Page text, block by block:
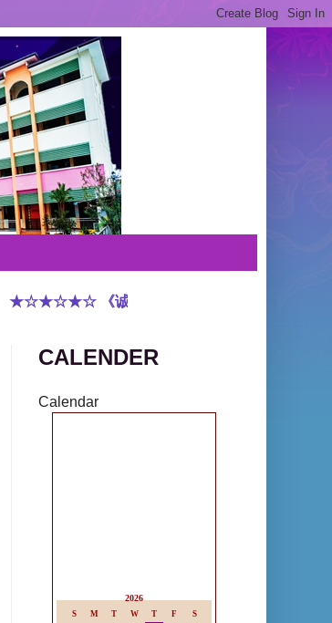
★☆★☆★☆ 《诚实守信 敬重有礼 谦虚和蔼 和谐
CALENDER
Calendar
2026
S M T W T F
S